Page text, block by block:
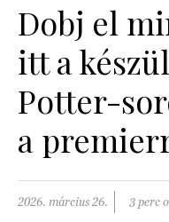
SZÉPSÉG
PÁRKAPCSOLAT
Dobj el
itt a
Potter-
a
2026. március 26. 3 perc